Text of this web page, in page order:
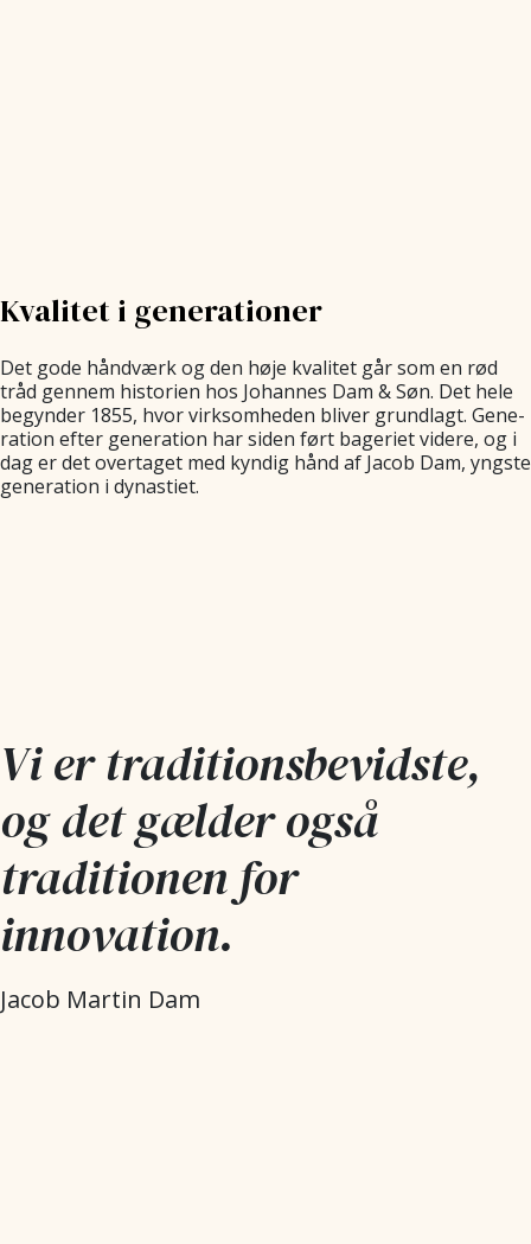
Kvalitet i generationer
Det gode håndværk og den høje kvalitet går som en rød
tråd gennem historien hos Johannes Dam & Søn. Det hele
begynder 1855, hvor virksom­heden bliver grund­lagt. Gene­
ration efter gene­ration har siden ført bageriet videre, og i
dag er det overtaget med kyndig hånd af Jacob Dam, yngste
gene­ration i dynastiet.
Vi er traditions­bevidste,
og det gælder også
traditionen for
innovation.
Jacob Martin Dam